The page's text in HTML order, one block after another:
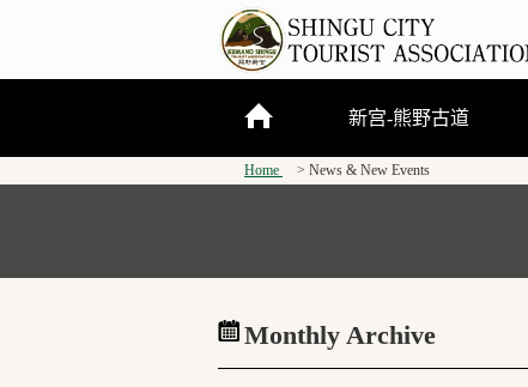
新宫-熊野古道
关于新宫市
熊野三山
熊野古道
Home News & New Events
Monthly Archive